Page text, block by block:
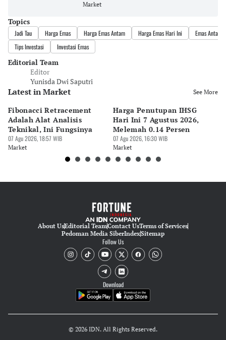
Market
Topics
Jadi Tau Harga Emas Harga Emas Antam Harga Emas Hari Ini
Emas Antam
Tips Investasi
Investasi Emas
Editorial Team
Editor
Yunisda Dwi Saputri
Latest in Market See More
Fibonacci Retracement
Adalah Alat Analisis
Teknikal, Ini Fungsinya
07 Agu 2026, 18:57 WIB
Market
Harga Penutupan IHSG
Hari Ini 7 Agustus 2026,
Melemah 0.14 Persen
07 Agu 2026, 16:30 WIB
Market
About UsEditorial TeamContact UsTerms of Services
Pedoman Media SiberIndexSitemap
Follow Us
Download
© 2026 IDN. All Rights Reserved.